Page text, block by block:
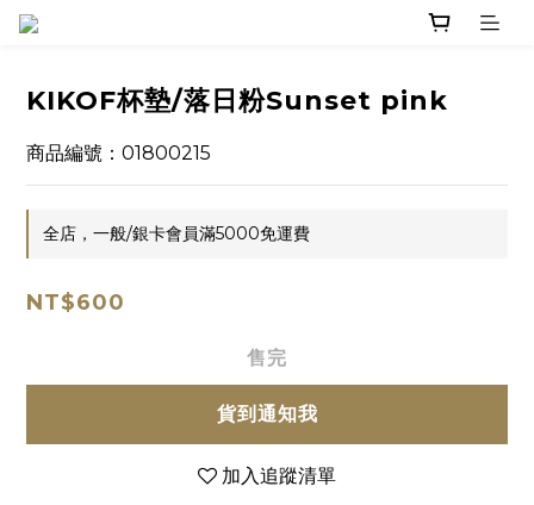
KIKOF杯墊/落日粉Sunset pink
商品編號：01800215
全店，一般/銀卡會員滿5000免運費
NT$600
售完
貨到通知我
加入追蹤清單